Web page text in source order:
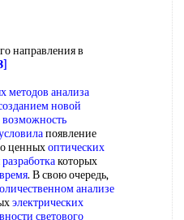
направления в
методов анализа
новой
возможность
появление
ценныхоптических
которых
. В свою очередь,
анализе
электрических
светового